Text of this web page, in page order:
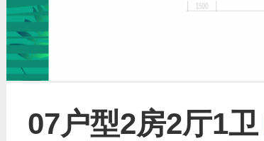
07户型2房2厅1卫